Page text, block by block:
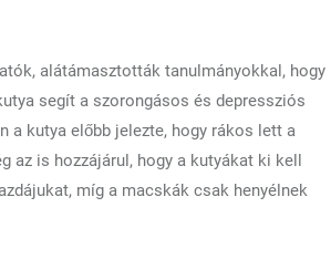
alátámasztották tanulmányokkal, hogy
segít a szorongásos és depressziós
a kutya előbb jelezte, hogy rákos lett a
az is hozzájárul, hogy a kutyákat ki kell
míg a macskák csak henyélnek